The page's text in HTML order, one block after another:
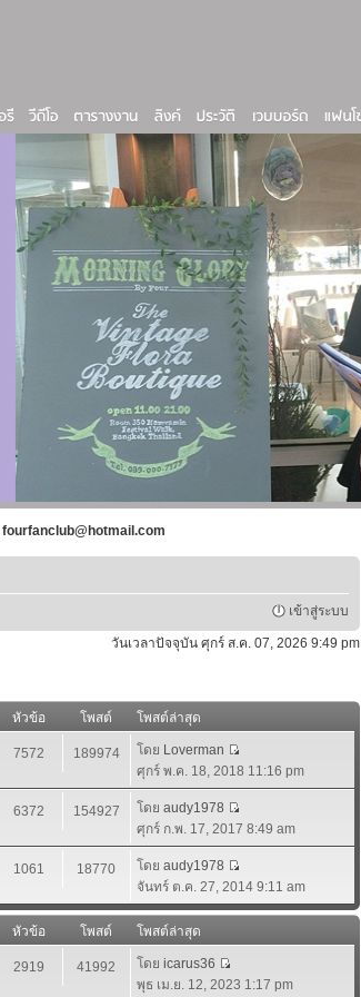
fourfanclub@hotmail.com
เข้าสู่ระบบ
วันเวลาปัจจุบัน ศุกร์ ส.ค. 07, 2026 9:49 pm
หัวข้อ โพสต์
โพสต์ล่าสุด
7572 189974 โดย Loverman
ศุกร์ พ.ค. 18, 2018 11:16 pm
6372 154927 โดย audy1978
ศุกร์ ก.พ. 17, 2017 8:49 am
1061 18770 โดย audy1978
จันทร์ ต.ค. 27, 2014 9:11 am
หัวข้อ โพสต์
โพสต์ล่าสุด
2919 41992 โดย icarus36
พุธ เม.ย. 12, 2023 1:17 pm